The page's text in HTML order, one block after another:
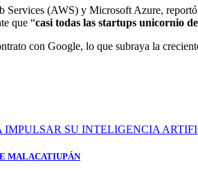
Services (AWS) y Microsoft Azure,
que “casi todas las startups unicornio
con Google, lo que subraya la
MALACATIUPÁN